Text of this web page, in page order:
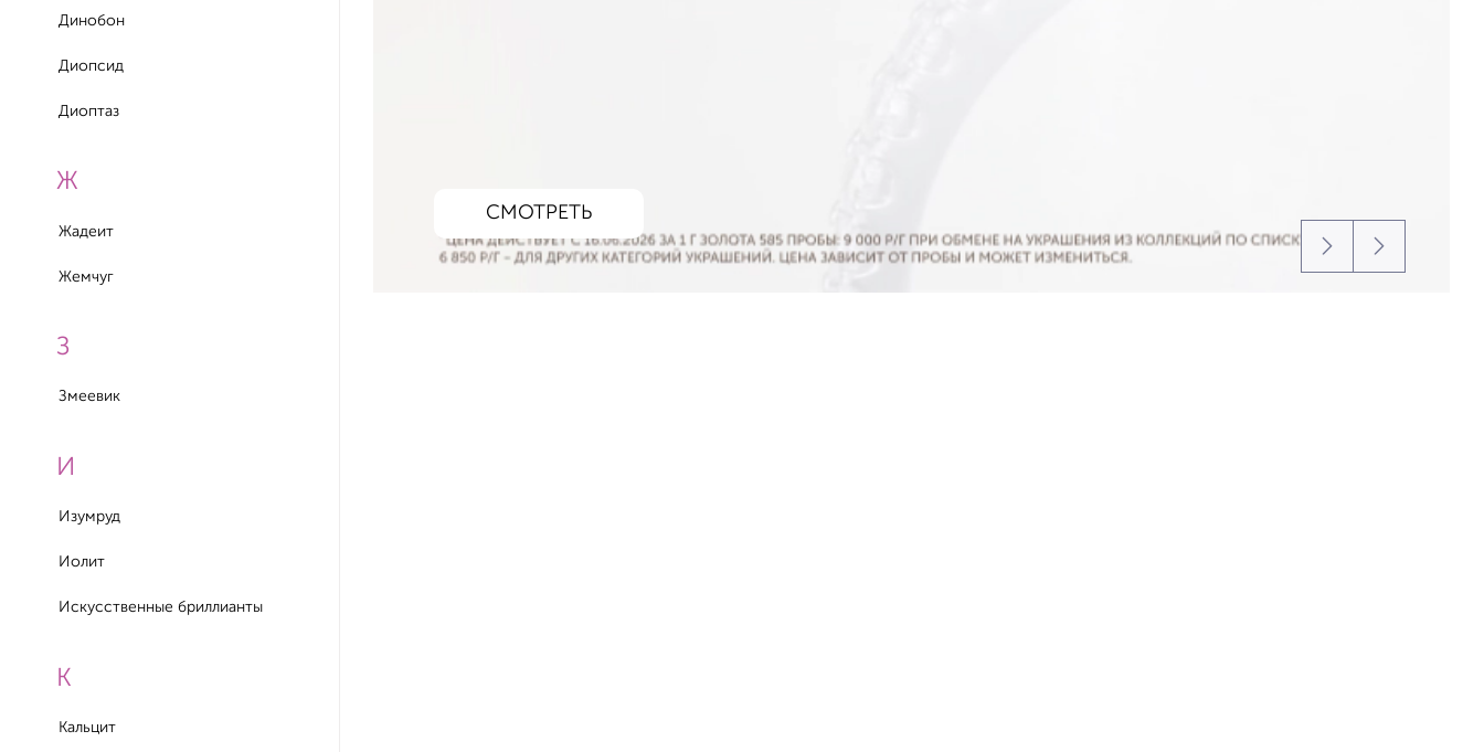
Динобон
Диопсид
Диоптаз
Ж
Жадеит
Жемчуг
З
Змеевик
И
Изумруд
Иолит
Искусственные бриллианты
К
Кальцит
СМОТРЕТЬ